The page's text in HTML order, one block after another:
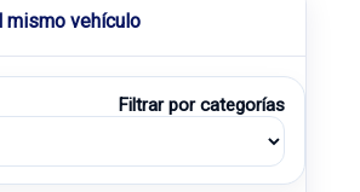
mismo vehículo
Filtrar por categorías